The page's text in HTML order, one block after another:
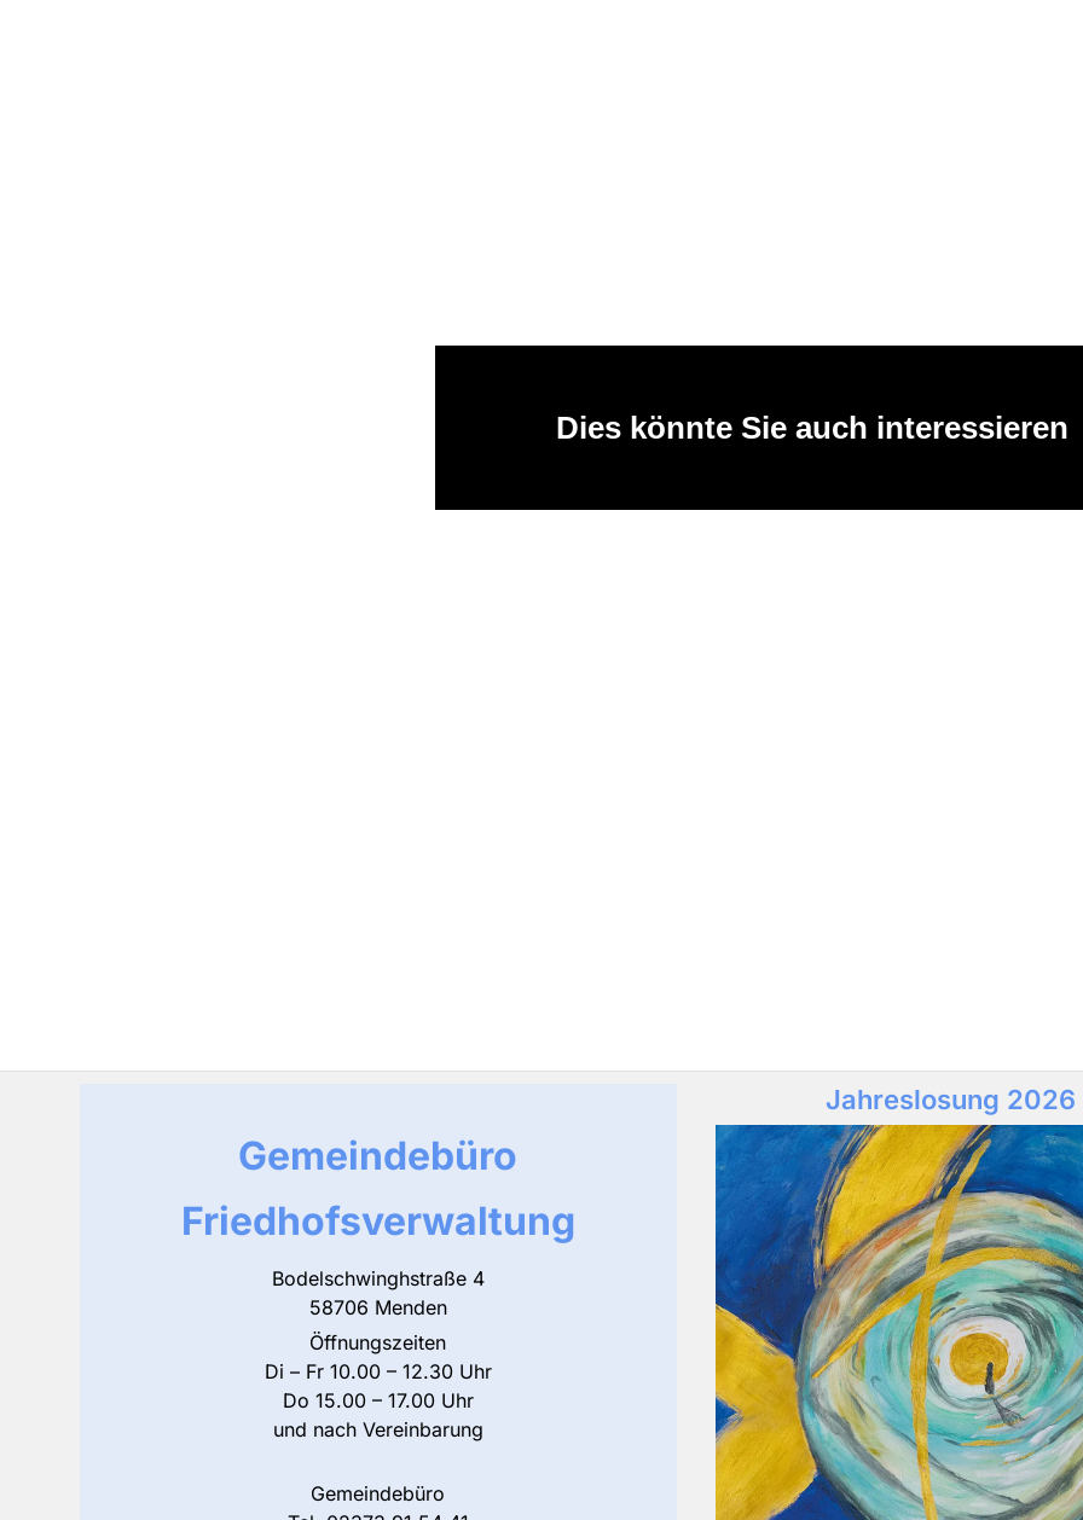
Dies könnte Sie auch interessieren
Gemeindebüro
Friedhofsverwaltung
Bodelschwinghstraße 4
58706 Menden
Öffnungszeiten
Di – Fr 10.00 – 12.30 Uhr
Do 15.00 – 17.00 Uhr
und nach Vereinbarung
Gemeindebüro
Jahreslosung 2026